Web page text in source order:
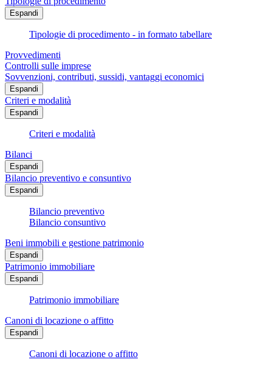
Espandi
Tipologie di procedimento - in formato tabellare
Provvedimenti
Controlli sulle imprese
Sovvenzioni, contributi, sussidi, vantaggi economici
Espandi
Criteri e modalità
Espandi
Criteri e modalità
Bilanci
Espandi
Bilancio preventivo e consuntivo
Espandi
Bilancio preventivo
Bilancio consuntivo
Beni immobili e gestione patrimonio
Espandi
Patrimonio immobiliare
Espandi
Patrimonio immobiliare
Canoni di locazione o affitto
Espandi
Canoni di locazione o affitto